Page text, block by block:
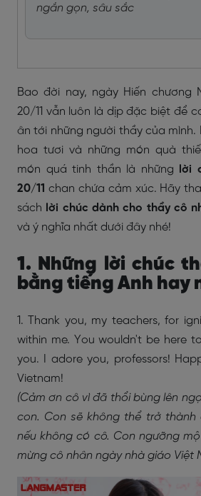
ngắn gọn, sâu sắc
Bao đời nay, ngày Hiến chương
20/11 vẫn luôn là dịp đặc biệt để
ân tới những người thầy của mình.
hoa tươi và những món quà
món quá tinh thần là những
lời
20/11 chan chứa cảm xúc. Hãy
sách lời chúc dành cho thầy cô
và ý nghĩa nhất dưới đây nhé!
1. Những lời chúc
bằng tiếng Anh hay
1. Thank you, my teachers, for
within me. You wouldn't be here
you. I adore you, professors!
Vietnam!
(Cảm ơn cô vì đã thổi bùng lên
con. Con sẽ không thể trở thành
nếu không có cô. Con ngưỡng
mừng cô nhân ngày nhà giáo Việt